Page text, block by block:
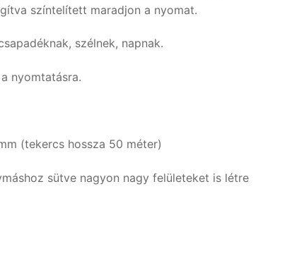
színtelített maradjon a nyomat.
szélnek, napnak.
nyomtatásra.
(tekercs hossza 50 méter)
sütve nagyon nagy felületeket is létre